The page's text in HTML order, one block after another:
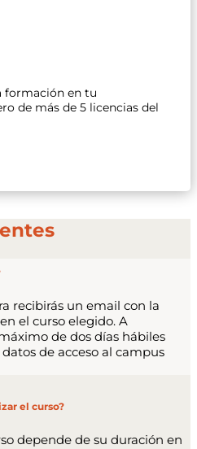
formación en tu
de más de 5 licencias del
recibirás un email con la
el curso elegido. A
de dos días hábiles
de acceso al campus
el curso?
depende de su duración en